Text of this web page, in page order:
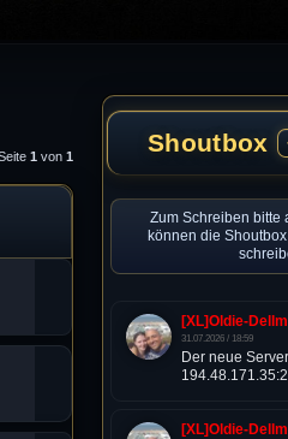
1 von 1 Shoutbox
Zum Schreiben bitte
können die
[XL]Oldie-
31.07.2026 / 18:59
Der neue
[XL]Oldie-